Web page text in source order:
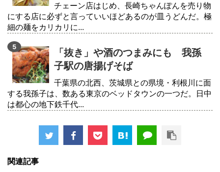
チェーン店はじめ、長崎ちゃんぽんを売り物
にする店に必ずと言っていいほどあるのが皿うどんだ。極
細の麺をカリカリに...
「抜き」や酒のつまみにも 我孫
子駅の唐揚げそば
千葉県の北西、茨城県との県境・利根川に面
する我孫子は、数ある東京のベッドタウンの一つだ。日中
は都心の地下鉄千代...
関連記事